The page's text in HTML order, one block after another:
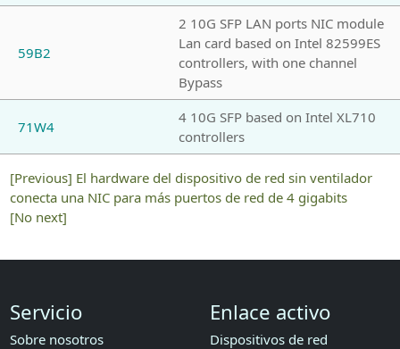
59B2
2 10G SFP LAN ports NIC module
Lan card based on Intel 82599ES
controllers, with one channel
Bypass
71W4
4 10G SFP based on Intel XL710
controllers
[Previous] El hardware del dispositivo de red sin ventilador
conecta una NIC para más puertos de red de 4 gigabits
[No next]
Servicio
Sobre nosotros
Enlace activo
Dispositivos de red